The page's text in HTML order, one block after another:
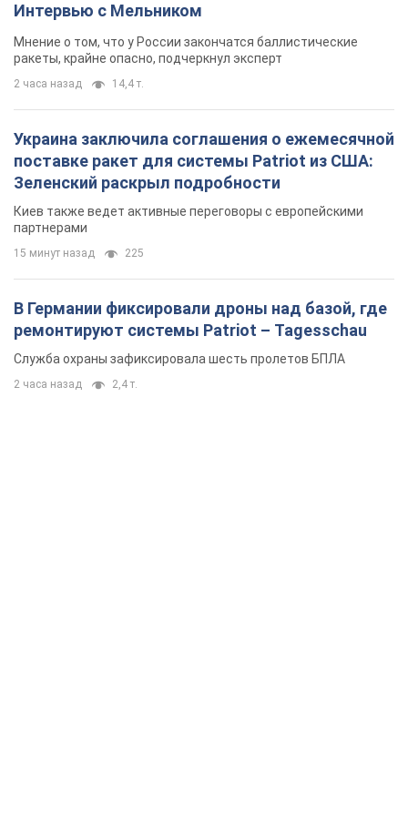
Интервью с Мельником
Мнение о том, что у России закончатся баллистические
ракеты, крайне опасно, подчеркнул эксперт
2 часа назад 14,4 т.
Украина заключила соглашения о ежемесячной
поставке ракет для системы Patriot из США:
Зеленский раскрыл подробности
Киев также ведет активные переговоры с европейскими
партнерами
15 минут назад 225
В Германии фиксировали дроны над базой, где
ремонтируют системы Patriot – Tagesschau
Служба охраны зафиксировала шесть пролетов БПЛА
2 часа назад 2,4 т.